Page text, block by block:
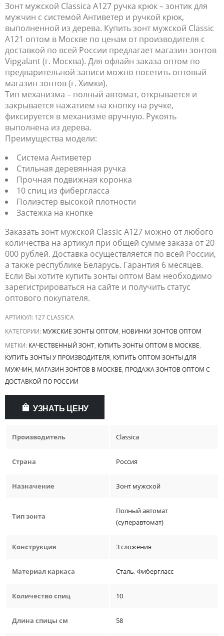
Зонт мужской Classica A127 ручка крюк – зонтик для
мужчин с системой Антиветер и ручкой крюк,
выполненной из дерева. Купить зонт мужской Classic
A121 оптом в Москве по ценам от производителя с
доставкой по всей России предлагает магазин зонтов
Vipgalant (г. Москва). Для офлайн заказа оптом по
предварительной записи можно посетить оптовый
магазин зонтов (г. Химки).
Тип механизма – полный автомат, открывается и
закрывается нажатием на кнопку на ручке,
фиксируется в механизме вручную. Рукоять
выполнена из дерева.
Преимущества модели:
Система Антиветер
Стильная деревянная ручка
Прочная подвижная коронка
10 спиц из фибергласса
Полиэстер высокой плотности
Застежка на кнопке
Заказать зонт мужской Classic A127 можно от любого
количества на артикул при общей сумме заказа от 20
000 рублей. Доставка осуществляется по всей России,
а также республике Беларусь. Гарантия 6 месяцев.
Если Вы хотите купить зонты оптом Вам необходимо
зарегистрироваться на сайте и получить статус
оптового покупателя.
АРТИКУЛ: 127 CLASSICA
КАТЕГОРИИ: МУЖСКИЕ ЗОНТЫ ОПТОМ, НОВИНКИ ЗОНТОВ ОПТОМ
МЕТКИ: КАЧЕСТВЕННЫЙ ЗОНТ, КУПИТЬ ЗОНТЫ ОПТОМ В МОСКВЕ,
КУПИТЬ ЗОНТЫ У ПРОИЗВОДИТЕЛЯ, КУПИТЬ ОПТОМ ЗОНТЫ ДЛЯ
МУЖЧИН, МАГАЗИН ЗОНТОВ В МОСКВЕ, ПРОДАЖА ЗОНТОВ ОПТОМ С
ДОСТАВКОЙ ПО РОССИИ
УЗНАТЬ ЦЕНУ
Производитель Classica
Страна Россия
Назначение Зонт мужской
Тип зонта
Полный автомат
(суперавтомат)
Конструкция 3 сложения
Материал каркаса Сталь,Фибергласс
Количество спиц 10
Длина спицы см 58